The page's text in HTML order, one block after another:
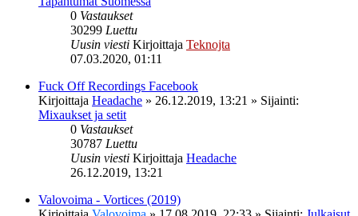
0 Vastaukset
30299 Luettu
Uusin viesti Kirjoittaja Teknojta
07.03.2020, 01:11
Fuck Off Recordings Facebook
Kirjoittaja Headache » 26.12.2019, 13:21 » Sijainti:
Mixaukset ja setit
0 Vastaukset
30787 Luettu
Uusin viesti Kirjoittaja Headache
26.12.2019, 13:21
Valovoima - Vortices (2019)